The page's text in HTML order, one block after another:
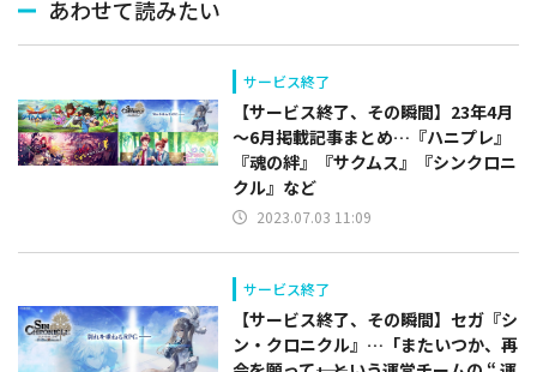
あわせて読みたい
サービス終了
【サービス終了、その瞬間】23年4月
～6月掲載記事まとめ…『ハニプレ』
『魂の絆』『サクムス』『シンクロニ
クル』など
2023.07.03 11:09
サービス終了
【サービス終了、その瞬間】セガ『シ
ン・クロニクル』…「またいつか、再